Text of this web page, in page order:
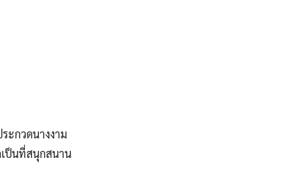
ะกวดนางงาม
เป็นที่สนุกสนาน